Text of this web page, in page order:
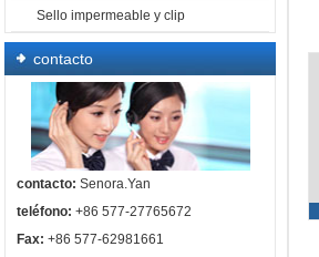
Sello impermeable y clip
contacto
contacto: Senora.Yan
teléfono: +86 577-27765672
Fax: +86 577-62981661